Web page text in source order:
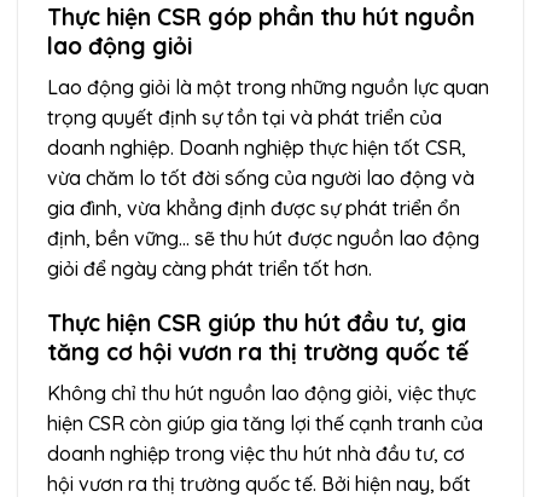
Thực hiện CSR góp phần thu hút nguồn
lao động giỏi
Lao động giỏi là một trong những nguồn lực quan
trọng quyết định sự tồn tại và phát triển của
doanh nghiệp. Doanh nghiệp thực hiện tốt CSR,
vừa chăm lo tốt đời sống của người lao động và
gia đình, vừa khẳng định được sự phát triển ổn
định, bền vững… sẽ thu hút được nguồn lao động
giỏi để ngày càng phát triển tốt hơn.
Thực hiện CSR giúp thu hút đầu tư, gia
tăng cơ hội vươn ra thị trường quốc tế
Không chỉ thu hút nguồn lao động giỏi, việc thực
hiện CSR còn giúp gia tăng lợi thế cạnh tranh của
doanh nghiệp trong việc thu hút nhà đầu tư, cơ
hội vươn ra thị trường quốc tế. Bởi hiện nay, bất